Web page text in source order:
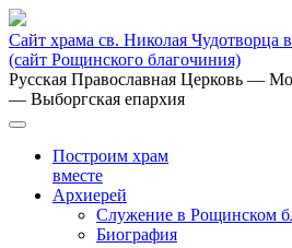
Сайт храма св. Николая Чудотворца
(сайт Рощинского благочиния)
Русская Православная Церковь —
— Выборгская епархия
Построим храм
вместе
Архиерей
Служение в Рощинском
Биография